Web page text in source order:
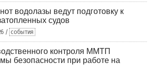
водолазы ведут подготовку к
судов
/ события
контроля ММТП
безопасности при работе на